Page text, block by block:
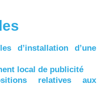
d’installation d’une
local de publicité
relatives aux